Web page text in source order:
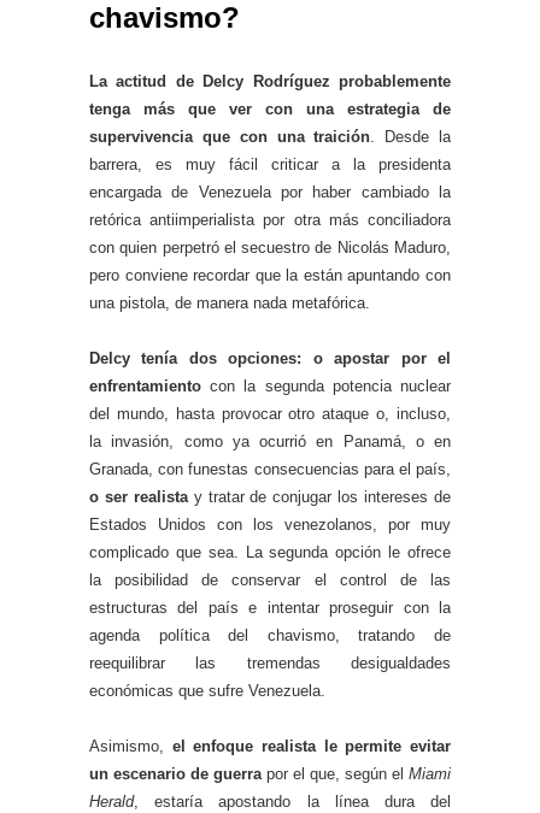
chavismo?
La actitud de Delcy Rodríguez probablemente
tenga más que ver con una estrategia de
supervivencia que con una traición. Desde la
barrera, es muy fácil criticar a la presidenta
encargada de Venezuela por haber cambiado la
retórica antiimperialista por otra más conciliadora
con quien perpetró el secuestro de Nicolás Maduro,
pero conviene recordar que la están apuntando con
una pistola, de manera nada metafórica.
Delcy tenía dos opciones: o apostar por el
enfrentamiento con la segunda potencia nuclear
del mundo, hasta provocar otro ataque o, incluso,
la invasión, como ya ocurrió en Panamá, o en
Granada, con funestas consecuencias para el país,
o ser realistay tratar de conjugar los intereses de
Estados Unidos con los venezolanos, por muy
complicado que sea. La segunda opción le ofrece
la posibilidad de conservar el control de las
estructuras del país e intentar proseguir con la
agenda política del chavismo, tratando de
reequilibrar las tremendas desigualdades
económicas que sufre Venezuela.
Asimismo, el enfoque realista le permite evitar
un escenario de guerrapor el que, según el Miami
Herald, estaría apostando la línea dura del